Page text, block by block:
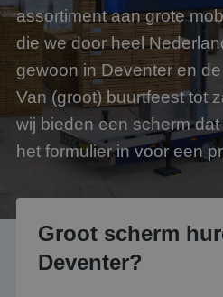
assortiment aan grote
die we door heel
gewoon in Deventer en
Van (groot) buurtfeest tot
wij bieden een scherm
het formulier in voor een
Groot scherm
Deventer?